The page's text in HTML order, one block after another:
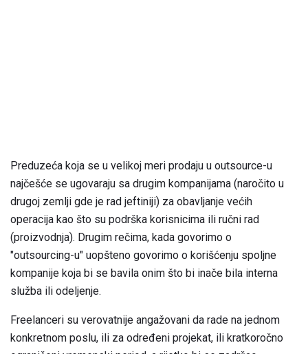
Preduzeća koja se u velikoj meri prodaju u outsource-u
najčešće se ugovaraju sa drugim kompanijama (naročito u
drugoj zemlji gde je rad jeftiniji) za obavljanje većih
operacija kao što su podrška korisnicima ili ručni rad
(proizvodnja). Drugim rečima, kada govorimo o
"outsourcing-u" uopšteno govorimo o korišćenju spoljne
kompanije koja bi se bavila onim što bi inače bila interna
služba ili odeljenje.
Freelanceri su verovatnije angažovani da rade na jednom
konkretnom poslu, ili za određeni projekat, ili kratkoročno